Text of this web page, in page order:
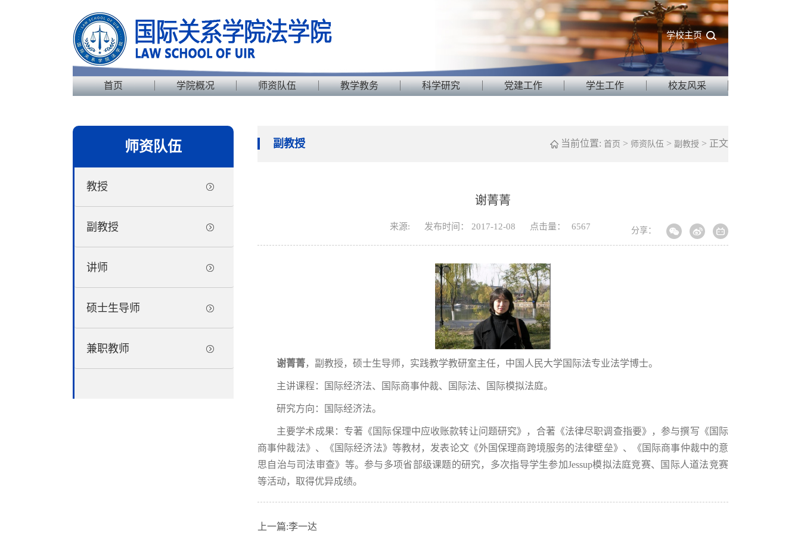
学校主页
首页 学院概况 师资队伍 教学教务 科学研究 党建工作 学生工作 校友风采
师资队伍
教授
副教授
讲师
硕士生导师
兼职教师
副教授 当前位置: 首页 > 师资队伍 > 副教授 > 正文
谢菁菁
来源: 发布时间： 2017-12-08 点击量： 6567 分享：
谢菁菁，副教授，硕士生导师，实践教学教研室主任，中国人民大学国际法专业法学博士。
主讲课程：国际经济法、国际商事仲裁、国际法、国际模拟法庭。
研究方向：国际经济法。
主要学术成果：专著《国际保理中应收账款转让问题研究》，合著《法律尽职调查指要》，参与撰写《国际
商事仲裁法》、《国际经济法》等教材，发表论文《外国保理商跨境服务的法律壁垒》、《国际商事仲裁中的意
思自治与司法审查》等。参与多项省部级课题的研究，多次指导学生参加Jessup模拟法庭竞赛、国际人道法竞赛
等活动，取得优异成绩。
上一篇:李一达